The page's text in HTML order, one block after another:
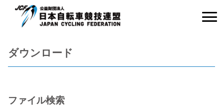
ダウンロード
ファイル検索